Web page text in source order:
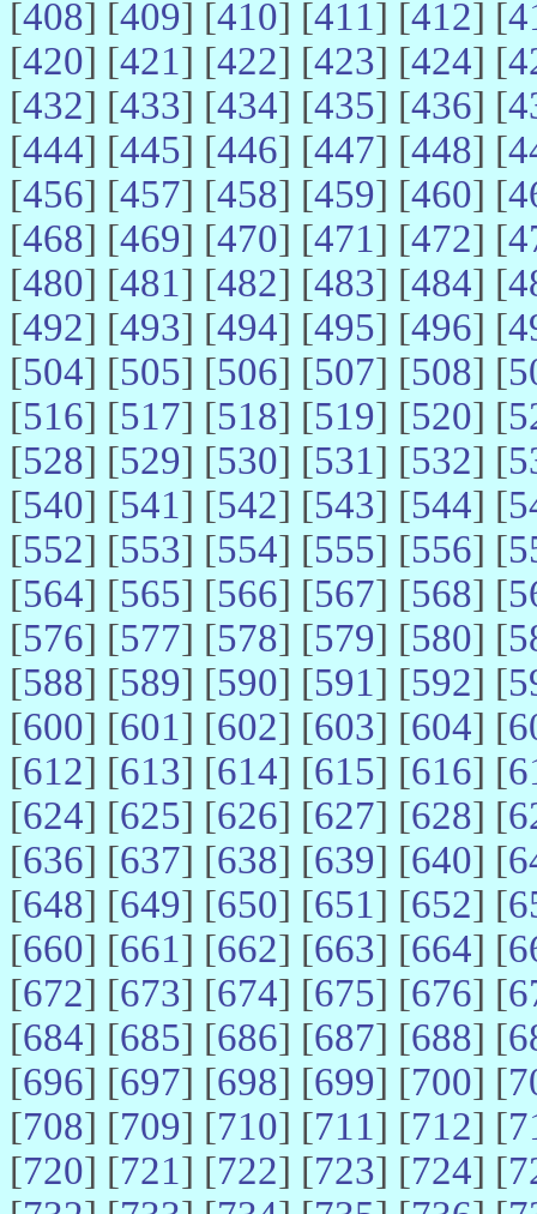
[408] [409] [410] [411] [412] [
[420] [421] [422] [423] [424] [
[432] [433] [434] [435] [436] [
[444] [445] [446] [447] [448] [
[456] [457] [458] [459] [460] [
[468] [469] [470] [471] [472] [
[480] [481] [482] [483] [484] [
[492] [493] [494] [495] [496] [
[504] [505] [506] [507] [508] [
[516] [517] [518] [519] [520] [
[528] [529] [530] [531] [532] [
[540] [541] [542] [543] [544] [
[552] [553] [554] [555] [556] [
[564] [565] [566] [567] [568] [
[576] [577] [578] [579] [580] [
[588] [589] [590] [591] [592] [
[600] [601] [602] [603] [604] [
[612] [613] [614] [615] [616] [
[624] [625] [626] [627] [628] [
[636] [637] [638] [639] [640] [
[648] [649] [650] [651] [652] [
[660] [661] [662] [663] [664] [
[672] [673] [674] [675] [676] [
[684] [685] [686] [687] [688] [
[696] [697] [698] [699] [700] [
[708] [709] [710] [711] [712] [
[720] [721] [722] [723] [724] [